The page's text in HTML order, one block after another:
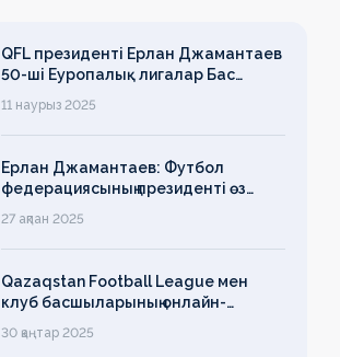
QFL президенті Ерлан Джамантаев
50-ші Еуропалық лигалар Бас
ассамблеясына қатысты
11 наурыз 2025
Ерлан Джамантаев: Футбол
федерациясының президенті өз
есімін қадірлейтінін айтқан еді,
алайда оның сөзі түкке тұрмайды!
27 ақпан 2025
Qazaqstan Football League мен
клуб басшыларының онлайн-
конференциясының қорытындысы
бойынша баспасөз-релизі
30 қаңтар 2025